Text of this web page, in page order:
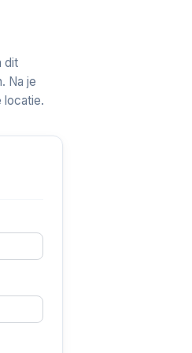
dit
Na je
locatie.